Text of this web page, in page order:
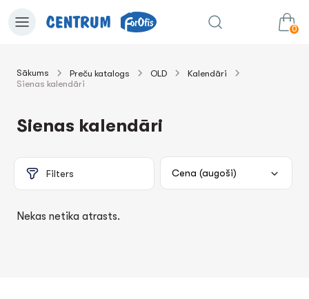
0
uz grozu
Sākums Preču katalogs OLD
Kalendāri
Sienas kalendāri
Sienas kalendāri
Filters
Nekas netika atrasts.